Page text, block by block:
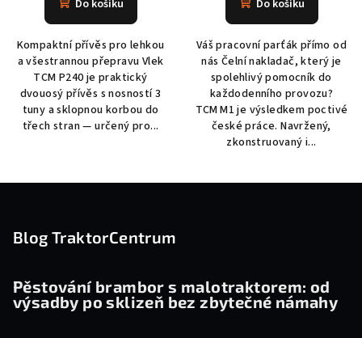
Do košíku
Kompaktní přívěs pro lehkou
a všestrannou přepravu Vlek
TCM P240 je praktický
dvouosý přívěs s nosností 3
tuny a sklopnou korbou do
třech stran — určený pro...
Do košíku
Váš pracovní parťák přímo od
nás Čelní nakladač, který je
spolehlivý pomocník do
každodenního provozu?
TCM M1 je výsledkem poctivé
české práce. Navržený,
zkonstruovaný i...
Blog TraktorCentrum
Pěstování brambor s malotraktorem: od
výsadby po sklizeň bez zbytečné námahy